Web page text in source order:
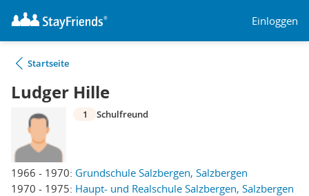
Einloggen
Startseite
Ludger Hille
1966 - 1970: Grundschule Salzbergen, Salzbergen
1970 - 1975: Haupt- und Realschule Salzbergen, Salzbergen
1 Schulfreund